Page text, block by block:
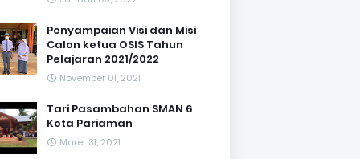
Penyampaian Visi dan Misi
Calon ketua OSIS Tahun
Pelajaran 2021/2022
November 01, 2021
Tari Pasambahan SMAN 6
Kota Pariaman
Maret 31, 2021